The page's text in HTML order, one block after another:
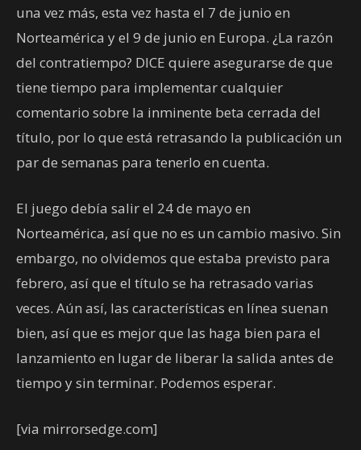
una vez más, esta vez hasta el 7 de junio en
Norteamérica y el 9 de junio en Europa. ¿La razón
del contratiempo? DICE quiere asegurarse de que
tiene tiempo para implementar cualquier
comentario sobre la inminente beta cerrada del
título, por lo que está retrasando la publicación un
par de semanas para tenerlo en cuenta.
El juego debía salir el 24 de mayo en
Norteamérica, así que no es un cambio masivo. Sin
embargo, no olvidemos que estaba previsto para
febrero, así que el título se ha retrasado varias
veces. Aún así, las características en línea suenan
bien, así que es mejor que las haga bien para el
lanzamiento en lugar de liberar la salida antes de
tiempo y sin terminar. Podemos esperar.
[via mirrorsedge.com]